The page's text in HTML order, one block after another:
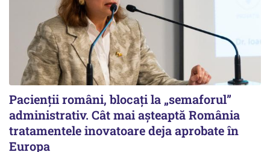
Pacienții români, blocați la „semaforul”
administrativ. Cât mai așteaptă România
tratamentele inovatoare deja aprobate în
Europa